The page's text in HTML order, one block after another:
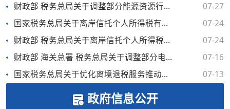
财政部 税务总局关于调整部分能源资源行业企业城镇土地使用税政策的公告
07-27
国家税务总局关于离岸信托个人所得税有关征管事项的公告
07-24
财政部 税务总局关于离岸信托个人所得税有关事项的公告
07-24
财政部 海关总署 税务总局关于调整部分电池消费税政策的公告
07-16
国家税务总局关于优化离境退税服务推动政策规范落实的通知
07-13
政府信息公开